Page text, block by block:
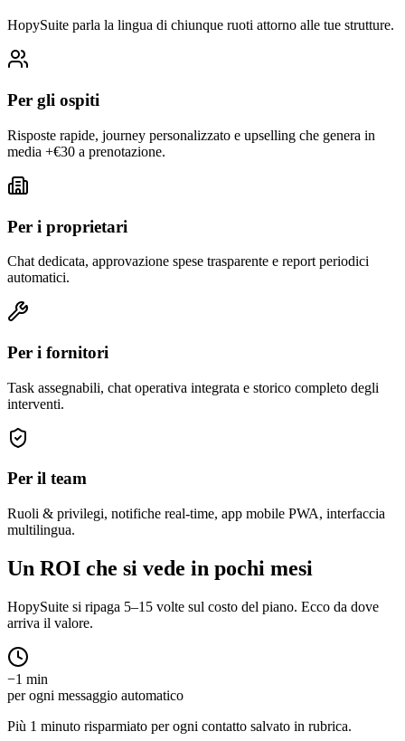
HopySuite parla la lingua di chiunque ruoti attorno alle tue strutture.
Per gli ospiti
Risposte rapide, journey personalizzato e upselling che genera in
media +€30 a prenotazione.
Per i proprietari
Chat dedicata, approvazione spese trasparente e report periodici
automatici.
Per i fornitori
Task assegnabili, chat operativa integrata e storico completo degli
interventi.
Per il team
Ruoli & privilegi, notifiche real-time, app mobile PWA, interfaccia
multilingua.
Un ROI che si vede in pochi mesi
HopySuite si ripaga 5–15 volte sul costo del piano. Ecco da dove
arriva il valore.
−1 min
per ogni messaggio automatico
Più 1 minuto risparmiato per ogni contatto salvato in rubrica.